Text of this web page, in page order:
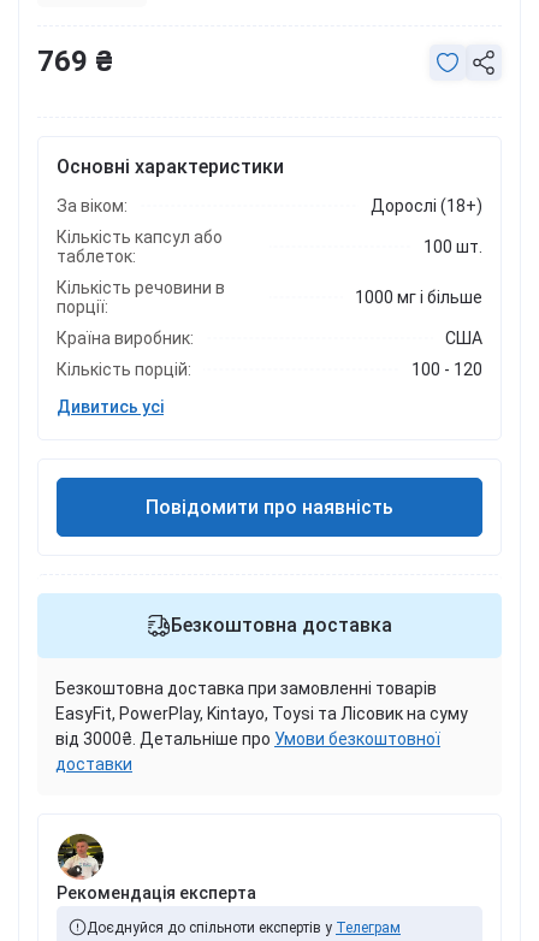
Основні характеристики
За віком:
Дорослі (18+)
Кількість капсул або
таблеток:
100 шт.
Кількість речовини в
порції:
1000 мг і більше
Країна виробник:
США
Кількість порцій:
100 - 120
Дивитись усі
769 ₴
Повідомити про наявність
Безкоштовна доставка
Безкоштовна доставка при замовленні товарів
EasyFit, PowerPlay, Kintayo, Toysi та Лісовик на суму
від 3000₴. Детальніше про Умови безкоштовної
доставки
Рекомендація експерта
Доєднуйся до спільноти експертів у Телеграм